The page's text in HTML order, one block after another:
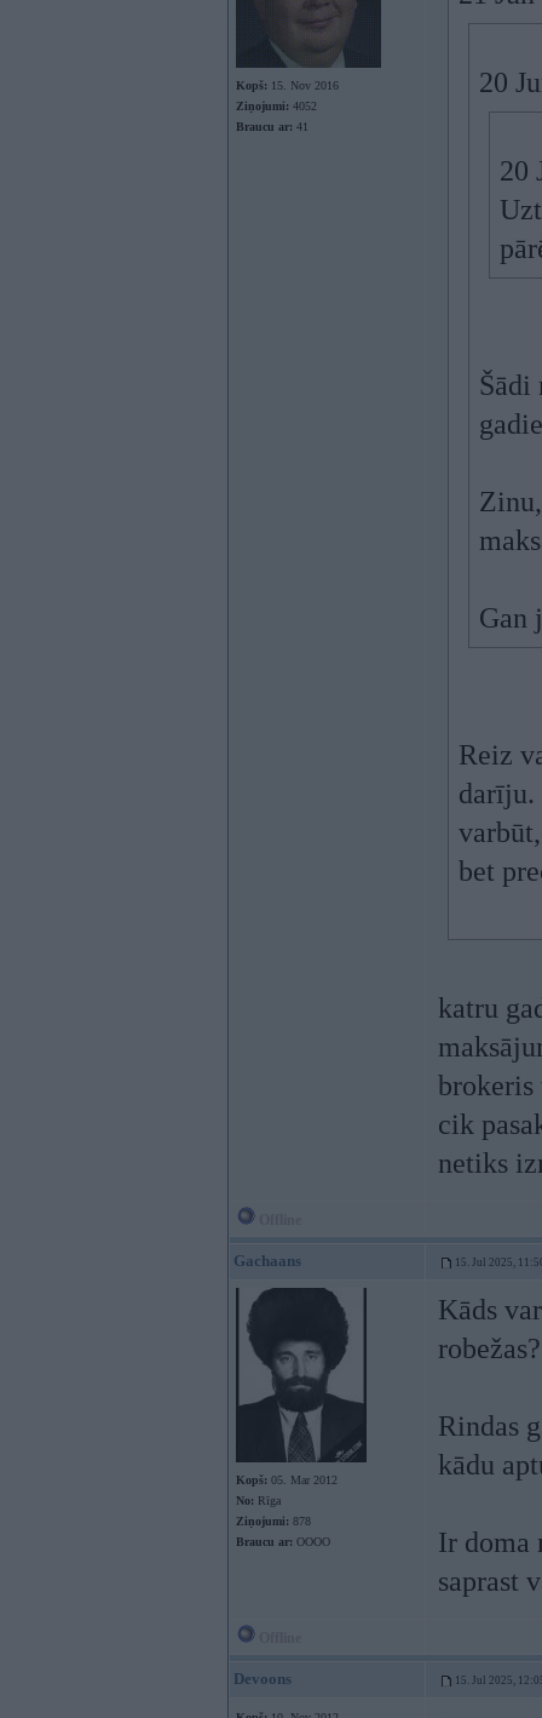
Kopš: 15. Nov 2016
Ziņojumi: 4052
Braucu ar: 41
20
20
Šādi
Gan
Reiz
darīju.
bet
katru
brokeris
cik
netiks
Gachaans 15. Jul 2025,
Kopš: 05. Mar 2012
No: Rīga
Ziņojumi: 878
Braucu ar: OOOO
Kāds
robežas?
Rindas
kādu
Ir doma
saprast
Devoons 15. Jul 2025,